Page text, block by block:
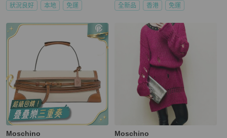
狀況良好 本地 免運 全新品 香港 免運
Moschino Moschino